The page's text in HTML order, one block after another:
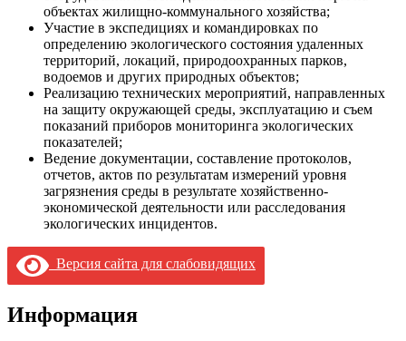
объектах жилищно-коммунального хозяйства;
Участие в экспедициях и командировках по
определению экологического состояния удаленных
территорий, локаций, природоохранных парков,
водоемов и других природных объектов;
Реализацию технических мероприятий, направленных
на защиту окружающей среды, эксплуатацию и съем
показаний приборов мониторинга экологических
показателей;
Ведение документации, составление протоколов,
отчетов, актов по результатам измерений уровня
загрязнения среды в результате хозяйственно-
экономической деятельности или расследования
экологических инцидентов.
Версия сайта для слабовидящих
Информация